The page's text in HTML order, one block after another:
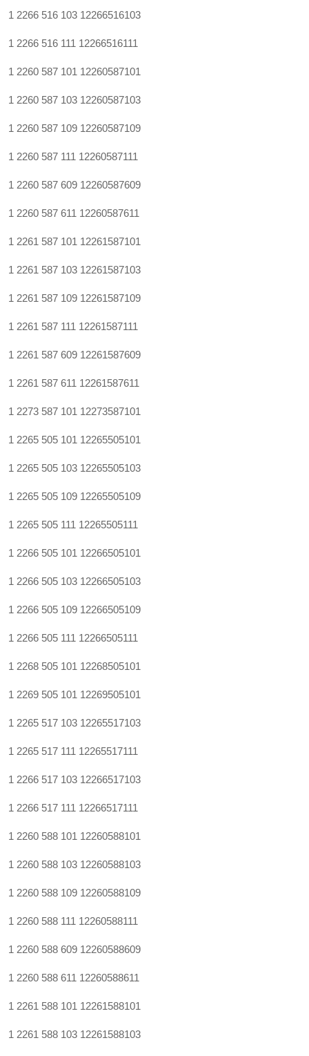
1 2266 516 103 12266516103
1 2266 516 111 12266516111
1 2260 587 101 12260587101
1 2260 587 103 12260587103
1 2260 587 109 12260587109
1 2260 587 111 12260587111
1 2260 587 609 12260587609
1 2260 587 611 12260587611
1 2261 587 101 12261587101
1 2261 587 103 12261587103
1 2261 587 109 12261587109
1 2261 587 111 12261587111
1 2261 587 609 12261587609
1 2261 587 611 12261587611
1 2273 587 101 12273587101
1 2265 505 101 12265505101
1 2265 505 103 12265505103
1 2265 505 109 12265505109
1 2265 505 111 12265505111
1 2266 505 101 12266505101
1 2266 505 103 12266505103
1 2266 505 109 12266505109
1 2266 505 111 12266505111
1 2268 505 101 12268505101
1 2269 505 101 12269505101
1 2265 517 103 12265517103
1 2265 517 111 12265517111
1 2266 517 103 12266517103
1 2266 517 111 12266517111
1 2260 588 101 12260588101
1 2260 588 103 12260588103
1 2260 588 109 12260588109
1 2260 588 111 12260588111
1 2260 588 609 12260588609
1 2260 588 611 12260588611
1 2261 588 101 12261588101
1 2261 588 103 12261588103